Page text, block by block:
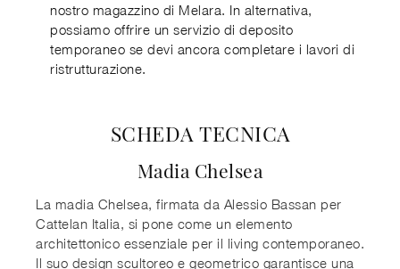
nostro magazzino di Melara. In alternativa,
possiamo offrire un servizio di deposito
temporaneo se devi ancora completare i lavori di
ristrutturazione.
SCHEDA TECNICA
Madia Chelsea
La madia Chelsea, firmata da Alessio Bassan per
Cattelan Italia, si pone come un elemento
architettonico essenziale per il living contemporaneo.
Il suo design scultoreo e geometrico garantisce una